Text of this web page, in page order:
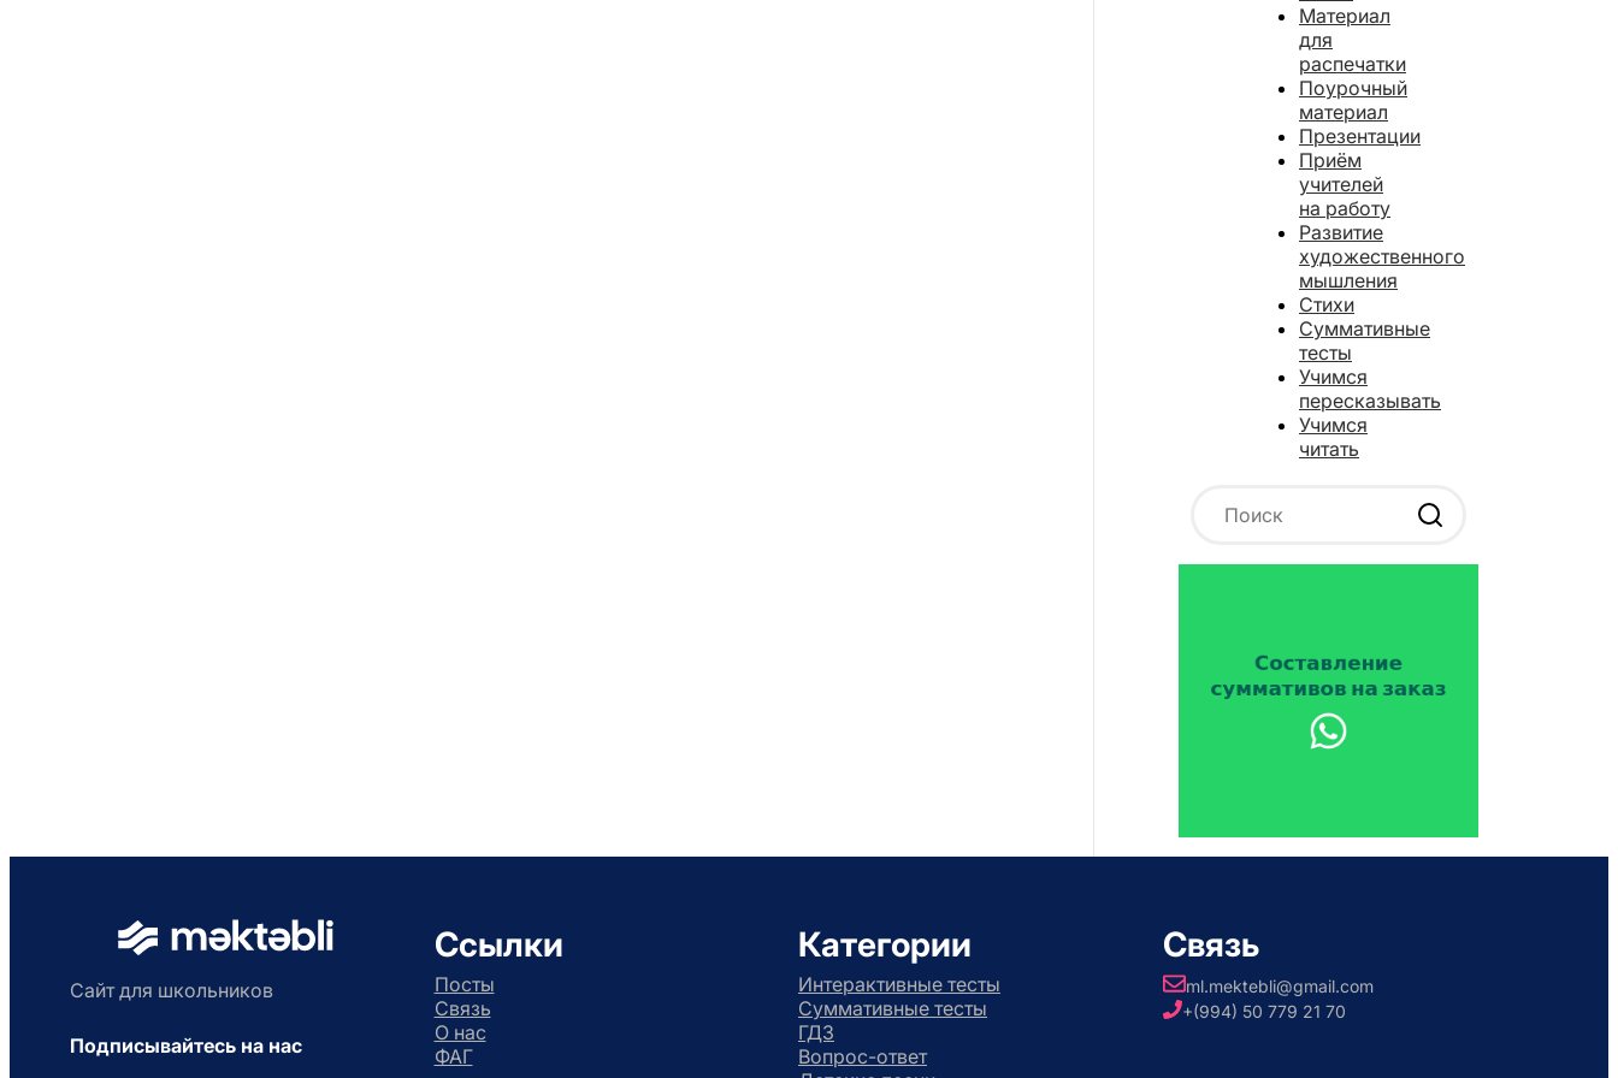
Материал
для
распечатки
Поурочный
материал
Презентации
Приём
учителей
на работу
Развитие
художественного
мышления
Стихи
Суммативные
тесты
Учимся
пересказывать
Учимся
читать
Сайт для школьников
Подписывайтесь на нас
Ссылки
Посты
Связь
О нас
ФАГ
Категории
Интерактивные тесты
Суммативные тесты
ГДЗ
Вопрос-ответ
Связь
ml.mektebli@gmail.com
+(994) 50 779 21 70